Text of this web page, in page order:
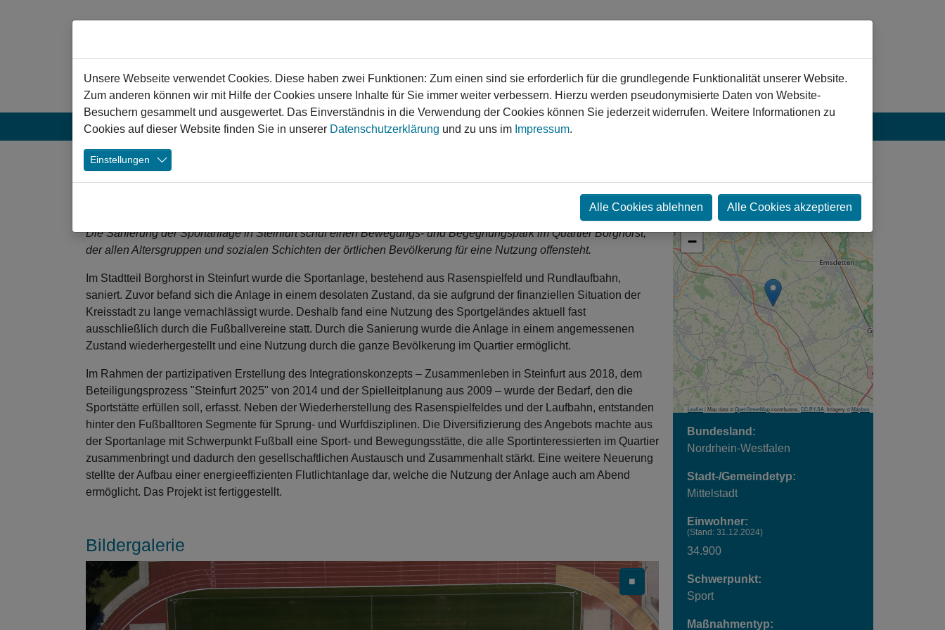
Aktuelles Projekte ❯ Veranstaltungen ❯ Service ❯ Login Kontakt
Steinfurt: Sanierung des Leichtathletikstadions
Die Sanierung der Sportanlage in Steinfurt schuf einen Bewegungs- und Begegnungspark im Quartier Borghorst,
der allen Altersgruppen und sozialen Schichten der örtlichen Bevölkerung für eine Nutzung offensteht.
Im Stadtteil Borghorst in Steinfurt wurde die Sportanlage, bestehend aus Rasenspielfeld und Rundlaufbahn,
saniert. Zuvor befand sich die Anlage in einem desolaten Zustand, da sie aufgrund der finanziellen Situation der
Kreisstadt zu lange vernachlässigt wurde. Deshalb fand eine Nutzung des Sportgeländes aktuell fast
ausschließlich durch die Fußballvereine statt. Durch die Sanierung wurde die Anlage in einem angemessenen
Zustand wiederhergestellt und eine Nutzung durch die ganze Bevölkerung im Quartier ermöglicht.
Im Rahmen der partizipativen Erstellung des Integrationskonzepts – Zusammenleben in Steinfurt aus 2018, dem
Beteiligungsprozess "Steinfurt 2025" von 2014 und der Spielleitplanung aus 2009 – wurde der Bedarf, den die
Sportstätte erfüllen soll, erfasst. Neben der Wiederherstellung des Rasenspielfeldes und der Laufbahn, entstanden
hinter den Fußballtoren Segmente für Sprung- und Wurfdisziplinen. Die Diversifizierung des Angebots machte aus
der Sportanlage mit Schwerpunkt Fußball eine Sport- und Bewegungsstätte, die alle Sportinteressierten im Quartier
zusammenbringt und dadurch den gesellschaftlichen Austausch und Zusammenhalt stärkt. Eine weitere Neuerung
stellte der Aufbau einer energieeffizienten Flutlichtanlage dar, welche die Nutzung der Anlage auch am Abend
ermöglicht. Das Projekt ist fertiggestellt.
Bildergalerie
■
Carousel pausieren oder starten
+
−
Leaflet | Map data © OpenStreetMap contributors, CC-BY-SA, Imagery © Mapbox
Bundesland:
Nordrhein-Westfalen
Stadt-/Gemeindetyp:
Mittelstadt
Einwohner:
(Stand: 31.12.2024)
34.900
Schwerpunkt:
Sport
Maßnahmentyp:
Unsere Webseite verwendet Cookies. Diese haben zwei Funktionen: Zum einen sind sie erforderlich für die grundlegende Funktionalität unserer Website.
Zum anderen können wir mit Hilfe der Cookies unsere Inhalte für Sie immer weiter verbessern. Hierzu werden pseudonymisierte Daten von Website-
Besuchern gesammelt und ausgewertet. Das Einverständnis in die Verwendung der Cookies können Sie jederzeit widerrufen. Weitere Informationen zu
Cookies auf dieser Website finden Sie in unserer Datenschutzerklärung und zu uns im Impressum.
Einstellungen
Alle Cookies ablehnen Alle Cookies akzeptieren